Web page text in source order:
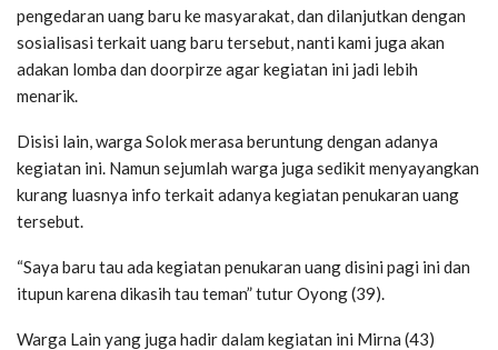
pengedaran uang baru ke masyarakat, dan dilanjutkan dengan
sosialisasi terkait uang baru tersebut, nanti kami juga akan
adakan lomba dan doorpirze agar kegiatan ini jadi lebih
menarik.
Disisi lain, warga Solok merasa beruntung dengan adanya
kegiatan ini. Namun sejumlah warga juga sedikit menyayangkan
kurang luasnya info terkait adanya kegiatan penukaran uang
tersebut.
“Saya baru tau ada kegiatan penukaran uang disini pagi ini dan
itupun karena dikasih tau teman” tutur Oyong (39).
Warga Lain yang juga hadir dalam kegiatan ini Mirna (43)